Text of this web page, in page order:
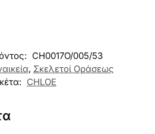
CH0017O/005/53
, Σκελετοί Οράσεως
CHLOE